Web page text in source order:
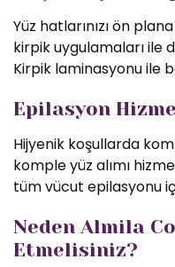
Yüz hatlarınızı ön
kirpik uygulamaları ile
Kirpik laminasyonu ile
Epilasyon
Hijyenik koşullarda
komple yüz alımı
tüm vücut epilasyonu
Neden Almila
Etmelisiniz?